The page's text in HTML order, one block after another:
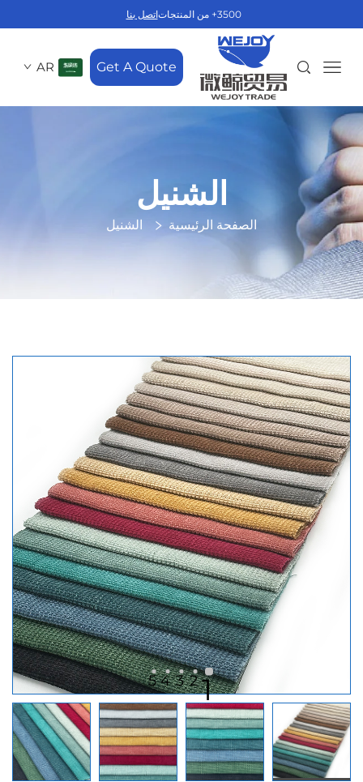
3500+ من المنتجات اتصل بنا
Get A Quote
AR
الشنيل
الصفحة الرئيسية الشنيل
1
2
3
4
5